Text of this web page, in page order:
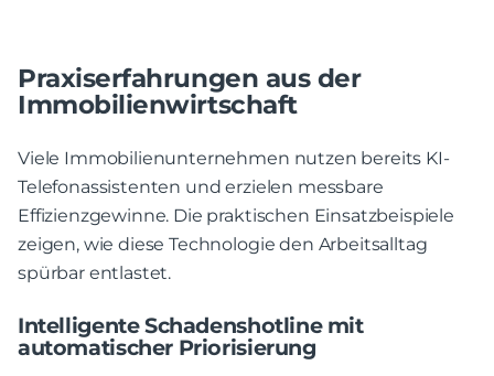
Praxiserfahrungen aus der
Immobilienwirtschaft
Viele Immobilienunternehmen nutzen bereits KI-
Telefonassistenten und erzielen messbare
Effizienzgewinne. Die praktischen Einsatzbeispiele
zeigen, wie diese Technologie den Arbeitsalltag
spürbar entlastet.
Intelligente Schadenshotline mit
automatischer Priorisierung